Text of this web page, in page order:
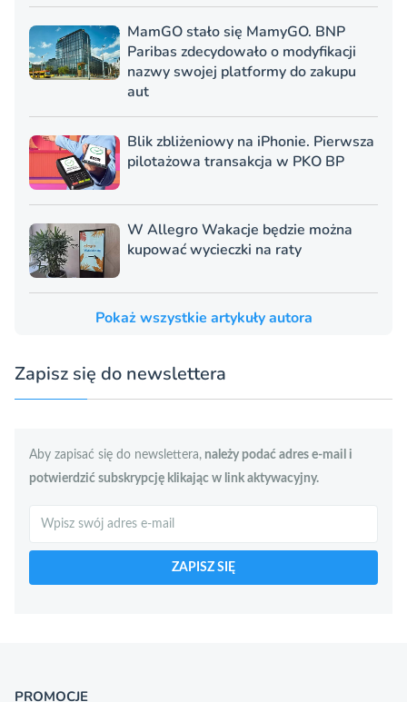
MamGO stało się MamyGO. BNP
Paribas zdecydowało o modyfikacji
nazwy swojej platformy do zakupu
aut
Blik zbliżeniowy na iPhonie. Pierwsza
pilotażowa transakcja w PKO BP
W Allegro Wakacje będzie można
kupować wycieczki na raty
Pokaż wszystkie artykuły autora
Zapisz się do newslettera
Aby zapisać się do newslettera, należy podać adres e-mail i
potwierdzić subskrypcję klikając w link aktywacyjny.
Szukaj
ZAPISZ SIĘ
PROMOCJE